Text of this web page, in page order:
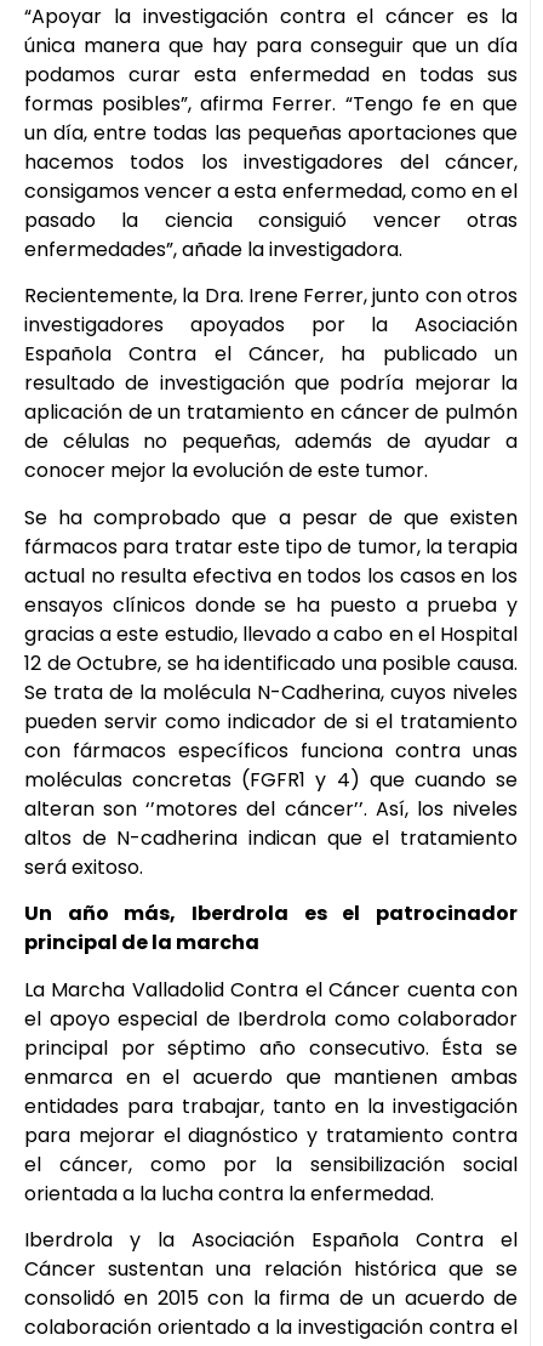
“Apoyar la investigación contra el cáncer es la
única manera que hay para conseguir que un día
podamos curar esta enfermedad en todas sus
formas posibles”, afirma Ferrer. “Tengo fe en que
un día, entre todas las pequeñas aportaciones que
hacemos todos los investigadores del cáncer,
consigamos vencer a esta enfermedad, como en el
pasado la ciencia consiguió vencer otras
enfermedades”, añade la investigadora.
Recientemente, la Dra. Irene Ferrer, junto con otros
investigadores apoyados por la Asociación
Española Contra el Cáncer, ha publicado un
resultado de investigación que podría mejorar la
aplicación de un tratamiento en cáncer de pulmón
de células no pequeñas, además de ayudar a
conocer mejor la evolución de este tumor.
Se ha comprobado que a pesar de que existen
fármacos para tratar este tipo de tumor, la terapia
actual no resulta efectiva en todos los casos en los
ensayos clínicos donde se ha puesto a prueba y
gracias a este estudio, llevado a cabo en el Hospital
12 de Octubre, se ha identificado una posible causa.
Se trata de la molécula N-Cadherina, cuyos niveles
pueden servir como indicador de si el tratamiento
con fármacos específicos funciona contra unas
moléculas concretas (FGFR1 y 4) que cuando se
alteran son ‘’motores del cáncer’’. Así, los niveles
altos de N-cadherina indican que el tratamiento
será exitoso.
Un año más, Iberdrola es el patrocinador
principal de la marcha
La Marcha Valladolid Contra el Cáncer cuenta con
el apoyo especial de Iberdrola como colaborador
principal por séptimo año consecutivo. Ésta se
enmarca en el acuerdo que mantienen ambas
entidades para trabajar, tanto en la investigación
para mejorar el diagnóstico y tratamiento contra
el cáncer, como por la sensibilización social
orientada a la lucha contra la enfermedad.
Iberdrola y la Asociación Española Contra el
Cáncer sustentan una relación histórica que se
consolidó en 2015 con la firma de un acuerdo de
colaboración orientado a la investigación contra el